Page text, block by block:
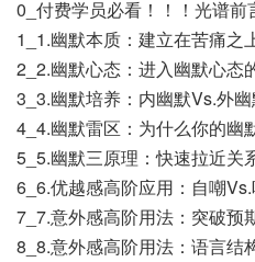
0_付费学员必看！！！光谱前
1_1.幽默本质：建立在苦痛之
2_2.幽默心态：进入幽默心态
3_3.幽默培养：内幽默Vs.外
4_4.幽默雷区：为什么你的幽
5_5.幽默三原理：快速拉近关
6_6.优越感高阶应用：自嘲
7_7.意外感高阶用法：突破预
8_8.意外感高阶用法：语言结